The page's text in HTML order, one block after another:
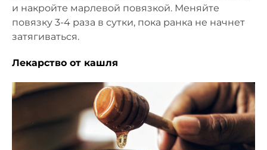
и накройте марлевой повязкой. Меняйте
повязку 3-4 раза в сутки, пока ранка не начнет
затягиваться.
Лекарство от кашля